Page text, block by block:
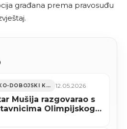
građana prema pravosuđu
ZENIČKO-DOBOJSKI KANTON 12.05.2026
Mušija razgovarao s
Olimpijskog